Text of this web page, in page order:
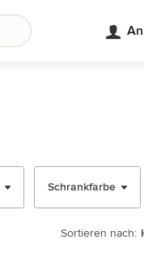
Schrankfarbe
Sortieren nach: